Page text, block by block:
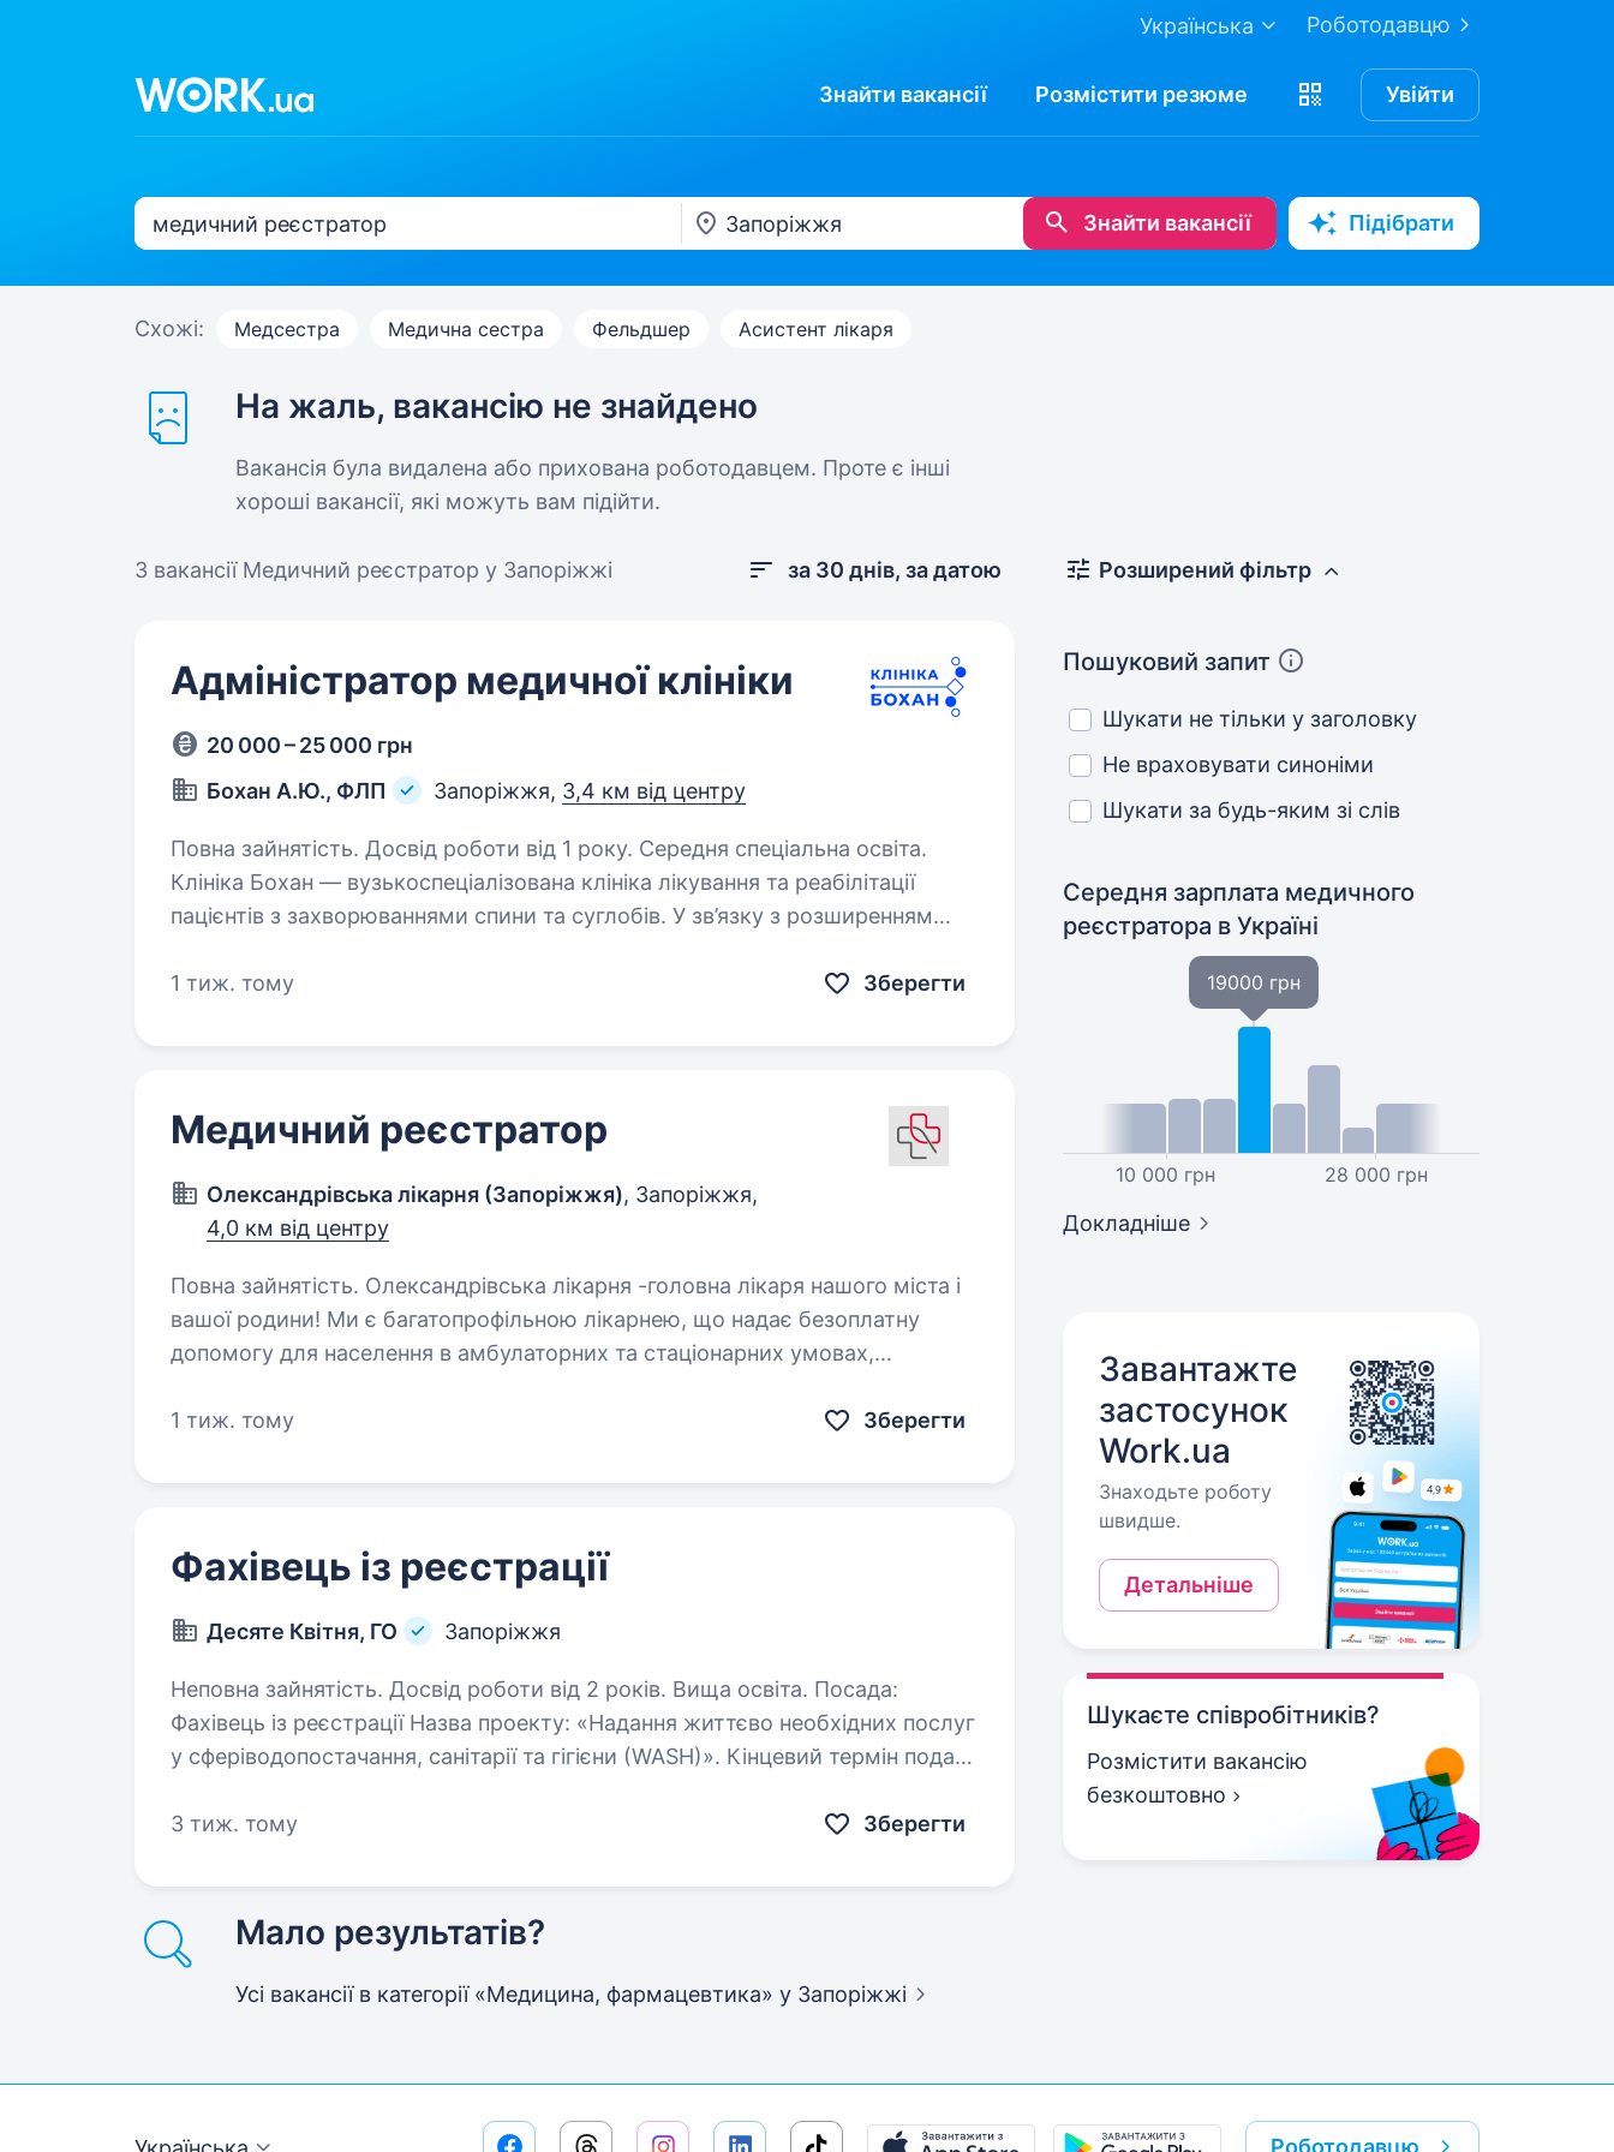
Роботодавцю
Українська
Знайти вакансії Розмістити резюме Увійти
Знайти вакансії Підібрати
Схожі: Медсестра Медична сестра Фельдшер Асистент лікаря
На жаль, вакансію не знайдено
Вакансія була видалена або прихована роботодавцем. Проте є інші
хороші вакансії, які можуть вам підійти.
3 вакансії Медичний реєстратор у Запоріжжі за 30 днів, за датою
Адміністратор медичної клініки
20 000 – 25 000 грн
Бохан А.Ю., ФЛП
Запоріжжя, 3,4 км від центру
Повна зайнятість. Досвід роботи від 1 року. Середня спеціальна освіта.
Клініка Бохан — вузькоспеціалізована клініка лікування та реабілітації
пацієнтів з захворюваннями спини та суглобів. У зв’язку з розширенням
адміністратора…
1 тиж. тому Зберегти
Медичний реєстратор
Олександрівська лікарня (Запоріжжя), Запоріжжя,
4,0 км від центру
Повна зайнятість. Олександрівська лікарня -головна лікаря нашого міста і
вашої родини! Ми є багатопрофільною лікарнею, що надає безоплатну
допомогу для населення в амбулаторних та стаціонарних умовах,
1 тиж. тому
Зберегти
Фахівець із реєстрації
Десяте Квітня, ГО Запоріжжя
Неповна зайнятість. Досвід роботи від 2 років. Вища освіта. Посада:
Фахівець із реєстрації Назва проекту: «Надання життєво необхідних послуг
у сферіводопостачання, санітарії та гігієни (WASH)». Кінцевий термін подачі
3 тиж. тому
Зберегти
Мало результатів?
Усі вакансії в категорії «Медицина, фармацевтика» у Запоріжжі
Розширений фільтр
Пошуковий запит
Шукати не тільки у заголовку
Не враховувати синоніми
Шукати за будь-яким зі слів
Середня зарплата медичного
реєстратора в Україні
10 000 грн
19000 грн
28 000 грн
Докладніше
Завантажте
застосунок
Work.ua
Знаходьте роботу
швидше.
Детальніше
Шукаєте співробітників?
Розмістити вакансію
безкоштовно
Роботодавцю